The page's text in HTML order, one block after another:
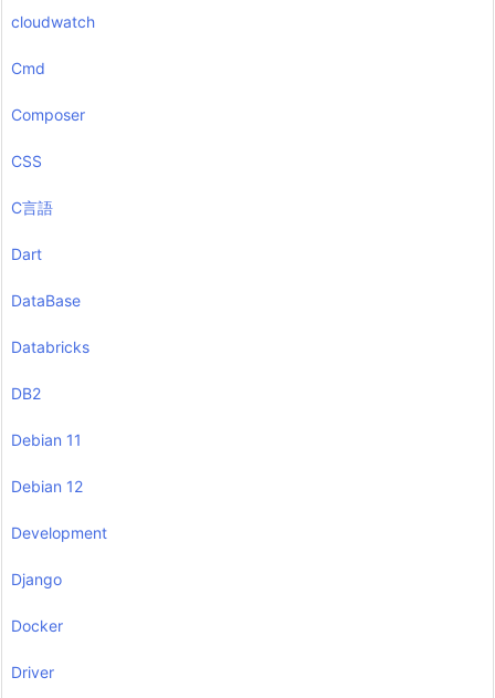
cloudwatch
Cmd
Composer
CSS
C言語
Dart
DataBase
Databricks
DB2
Debian 11
Debian 12
Development
Django
Docker
Driver